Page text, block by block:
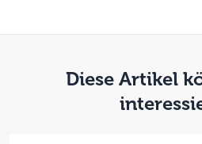
Diese Artikel